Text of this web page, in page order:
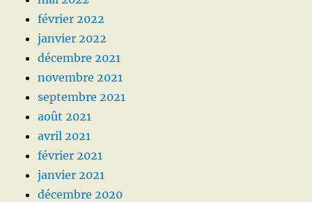
février 2022
janvier 2022
décembre 2021
novembre 2021
septembre 2021
août 2021
avril 2021
février 2021
janvier 2021
décembre 2020